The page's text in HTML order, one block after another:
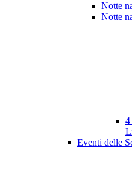
Notte
Notte
4
Eventi delle